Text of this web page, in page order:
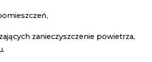
zanieczyszczenie powietrza,